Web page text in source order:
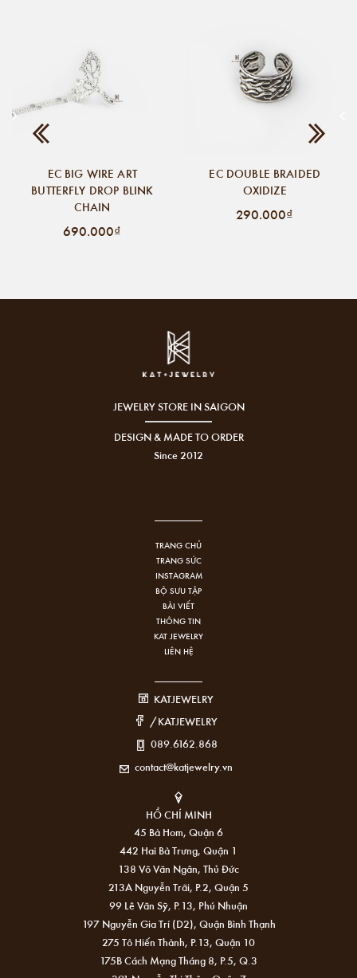
EC BIG WIRE ART
BUTTERFLY DROP BLINK
CHAIN
690.000₫
EC DOUBLE BRAIDED
OXIDIZE
290.000₫
JEWELRY STORE IN SAIGON
DESIGN & MADE TO ORDER
Since 2012
TRANG CHỦ
TRANG SỨC
INSTAGRAM
BỘ SƯU TẬP
BÀI VIẾT
THÔNG TIN
KAT JEWELRY
LIÊN HỆ
KATJEWELRY
/KATJEWELRY
089.6162.868
contact@katjewelry.vn
HỒ CHÍ MINH
45 Bà Hom, Quận 6
442 Hai Bà Trưng, Quận 1
138 Võ Văn Ngân, Thủ Đức
213A Nguyễn Trãi, P.2, Quận 5
99 Lê Văn Sỹ, P.13, Phú Nhuận
197 Nguyễn Gia Trí (D2), Quận Bình Thạnh
275 Tô Hiến Thành, P.13, Quận 10
175B Cách Mạng Tháng 8, P.5, Q.3